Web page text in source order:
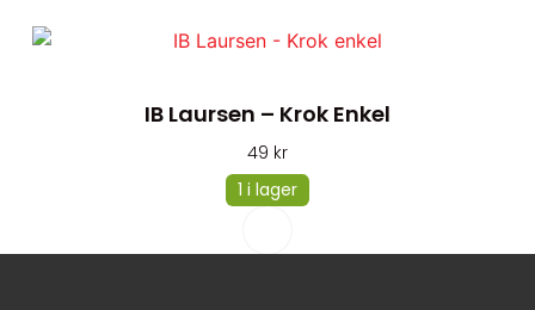
IB Laursen – Krok Enkel
49 kr
1 i lager